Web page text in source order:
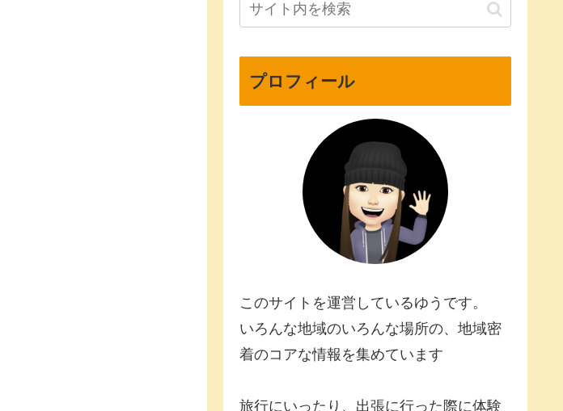
プロフィール
このサイトを運営しているゆうです。
いろんな地域のいろんな場所の、地域密
着のコアな情報を集めています
旅行にいったり、出張に行った際に体験